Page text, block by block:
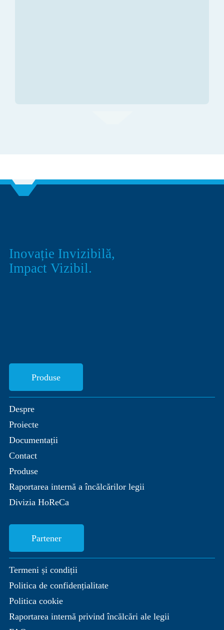
Inovație Invizibilă,
Impact Vizibil.
Produse
Despre
Proiecte
Documentații
Contact
Produse
Raportarea internă a încălcărilor legii
Divizia HoReCa
Partener
Termeni și condiții
Politica de confidențialitate
Politica cookie
Raportarea internă privind încălcări ale legii